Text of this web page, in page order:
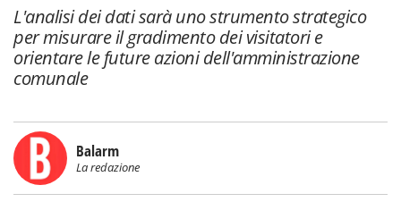
L'analisi dei dati sarà uno strumento strategico
per misurare il gradimento dei visitatori e
orientare le future azioni dell'amministrazione
comunale
Balarm
La redazione